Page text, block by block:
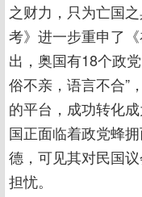
之财力，只为亡国
考》进一步重申了
出，奥国有18个政
俗不亲，语言不合”
的平台，成功转化
国正面临着政党蜂
德，可见其对民国
担忧。